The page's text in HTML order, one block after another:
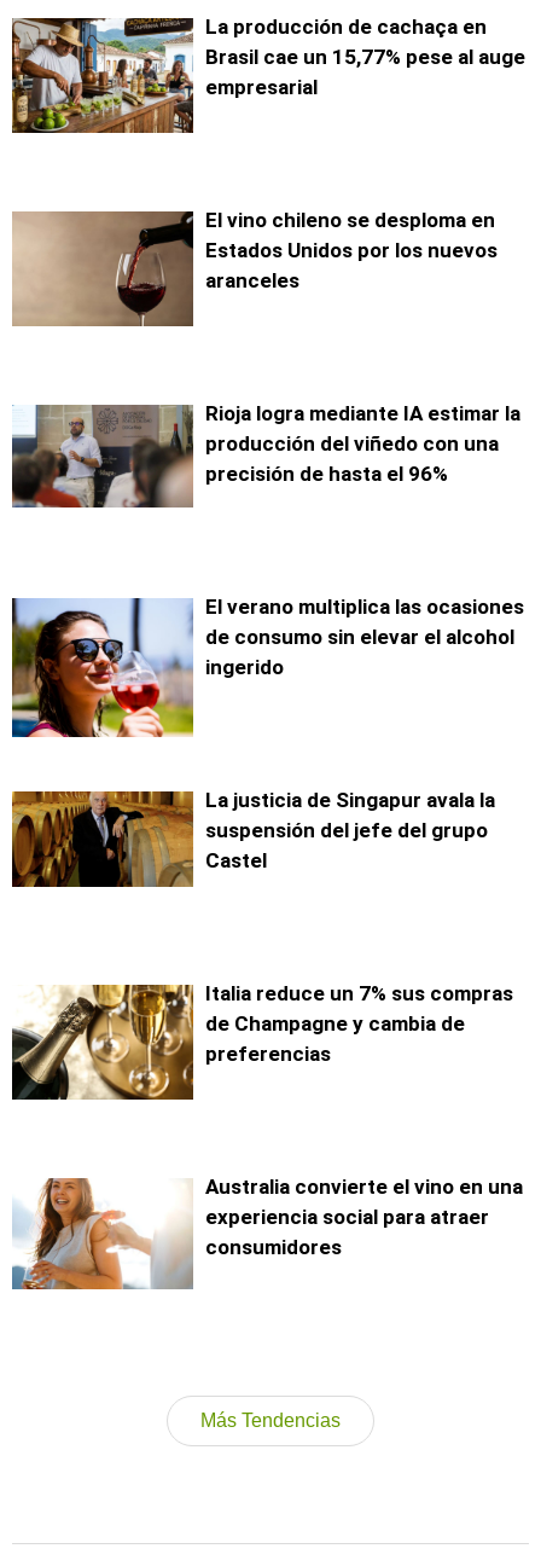
La producción de cachaça en
Brasil cae un 15,77% pese al auge
empresarial
El vino chileno se desploma en
Estados Unidos por los nuevos
aranceles
Rioja logra mediante IA estimar la
producción del viñedo con una
precisión de hasta el 96%
El verano multiplica las ocasiones
de consumo sin elevar el alcohol
ingerido
La justicia de Singapur avala la
suspensión del jefe del grupo
Castel
Italia reduce un 7% sus compras
de Champagne y cambia de
preferencias
Australia convierte el vino en una
experiencia social para atraer
consumidores
Más Tendencias